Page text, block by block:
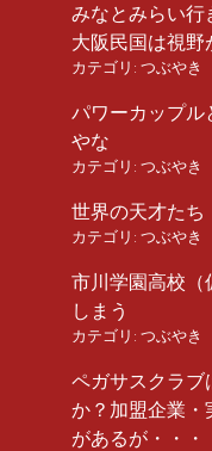
みなとみらい行
大阪民国は視野
カテゴリ: つぶやき
パワーカップル
やな
カテゴリ: つぶやき
世界の天才たち
カテゴリ: つぶやき
市川学園高校（
しまう
カテゴリ: つぶやき
ペガサスクラブ
か？加盟企業・
があるが・・・